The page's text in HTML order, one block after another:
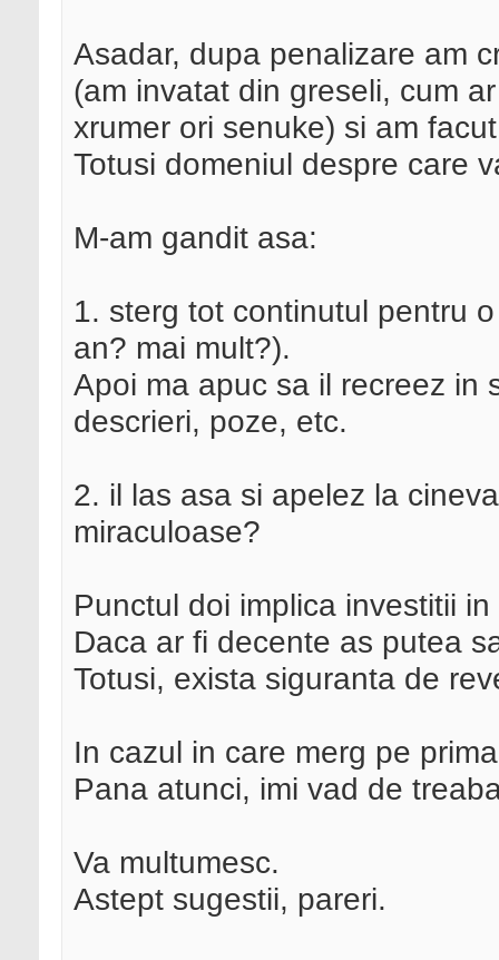
Asadar, dupa penalizare am
(am invatat din greseli, cum
xrumer ori senuke) si am
Totusi domeniul despre care
M-am gandit asa:
1. sterg tot continutul pentru
an? mai mult?).
Apoi ma apuc sa il recreez in
descrieri, poze, etc.
2. il las asa si apelez la
miraculoase?
Punctul doi implica investitii
Daca ar fi decente as putea
Totusi, exista siguranta de
In cazul in care merg pe
Pana atunci, imi vad de
Va multumesc.
Astept sugestii, pareri.